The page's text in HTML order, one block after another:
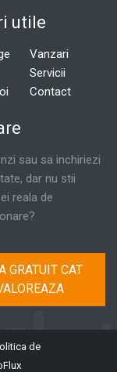
utile
Vanzari
Servicii
Contact
sau sa inchiriezi
dar nu stii
reala de
GRATUIT CAT
de